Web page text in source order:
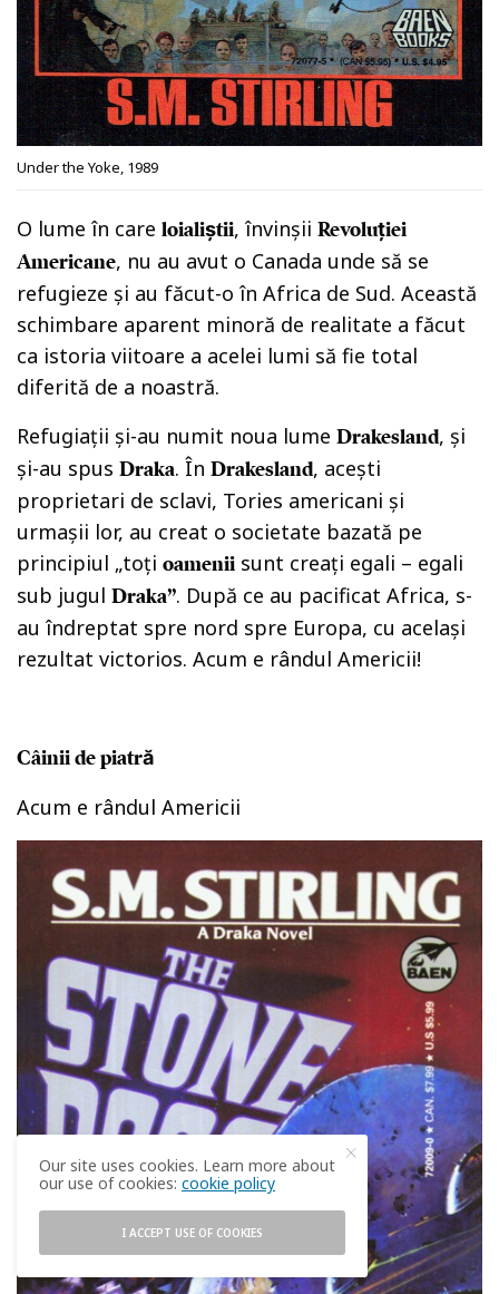
Under the Yoke, 1989
O lume în careloialiștii, învinșiiRevoluției
Americane, nu au avut o Canada unde să se
refugieze și au făcut-o în Africa de Sud. Această
schimbare aparent minoră de realitate a făcut
ca istoria viitoare a acelei lumi să fie total
diferită de a noastră.
Refugiații și-au numit noua lumeDrakesland, și
și-au spusDraka. ÎnDrakesland, acești
proprietari de sclavi, Tories americani și
urmașii lor, au creat o societate bazată pe
principiul „toțioamenii sunt creați egali – egali
sub jugulDraka”. După ce au pacificat Africa, s-
au îndreptat spre nord spre Europa, cu același
rezultat victorios. Acum e rândul Americii!
Câinii de piatră
Acum e rândul Americii
Our site uses cookies. Learn more about
our use of cookies:cookie policy
I ACCEPT USE OF COOKIES